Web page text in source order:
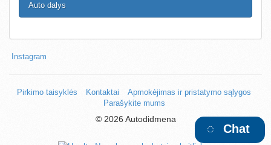
Auto dalys
Instagram
Pirkimo taisyklės Kontaktai
Apmokėjimas ir pristatymo sąlygos
Parašykite mums
© 2026 Autodidmena
Chat